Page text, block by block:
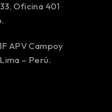
Oficina 401
APV Campoy
– Perú.